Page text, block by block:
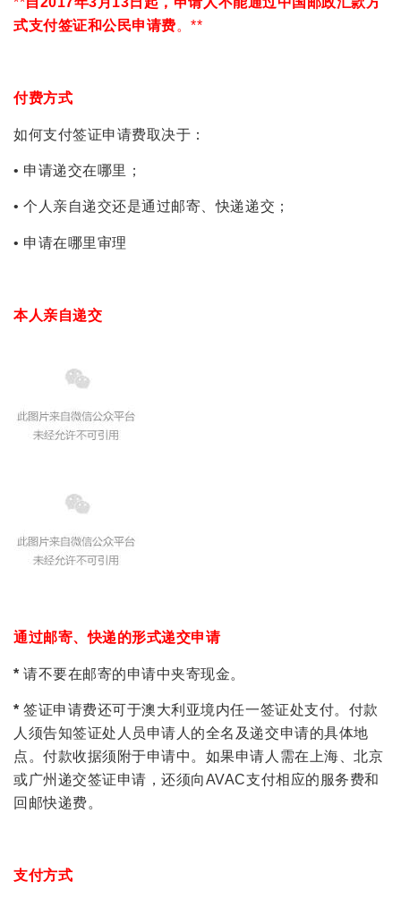
式支付签证和公民申请费。**
付费方式
如何支付签证申请费取决于：
• 申请递交在哪里；
• 个人亲自递交还是通过邮寄、快递递交；
• 申请在哪里审理
本人亲自递交
通过邮寄、快递的形式递交申请
*请不要在邮寄的申请中夹寄现金。
* 签证申请费还可于澳大利亚境内任一签证处支付。付款
人须告知签证处人员申请人的全名及递交申请的具体地
点。付款收据须附于申请中。如果申请人需在上海、北京
或广州递交签证申请，还须向AVAC支付相应的服务费和
回邮快递费。
支付方式